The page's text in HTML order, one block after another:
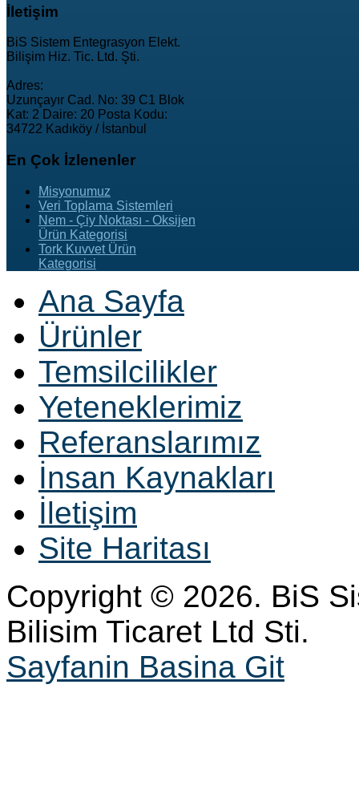
İletişim
BiS Sistem Entegrasyon Elekt.
Bilişim Hiz. Tic. Ltd. Şti.
Adres:
Uzunçayır Cad. No: 39 C1 Blok
Kat: 2 Daire: 20 Posta Kodu:
34722 Kadıköy / İstanbul
En Çok İzlenenler
Misyonumuz
Veri Toplama Sistemleri
Nem - Çiy Noktası - Oksijen
Ürün Kategorisi
Tork Kuvvet Ürün
Kategorisi
Ana Sayfa
Ürünler
Temsilcilikler
Yeteneklerimiz
Referanslarımız
İnsan Kaynakları
İletişim
Site Haritası
Copyright © 2026. BiS
Bilisim Ticaret Ltd Sti.
Sayfanin Basina Git